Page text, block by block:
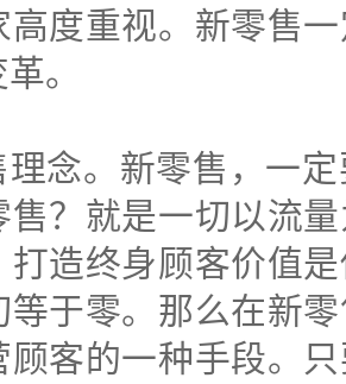
高度重视。新零售
。
念。 新零售，一
售？就是一切以流
打造终身顾客价值
于零。 那么在新
顾客的一种手段。